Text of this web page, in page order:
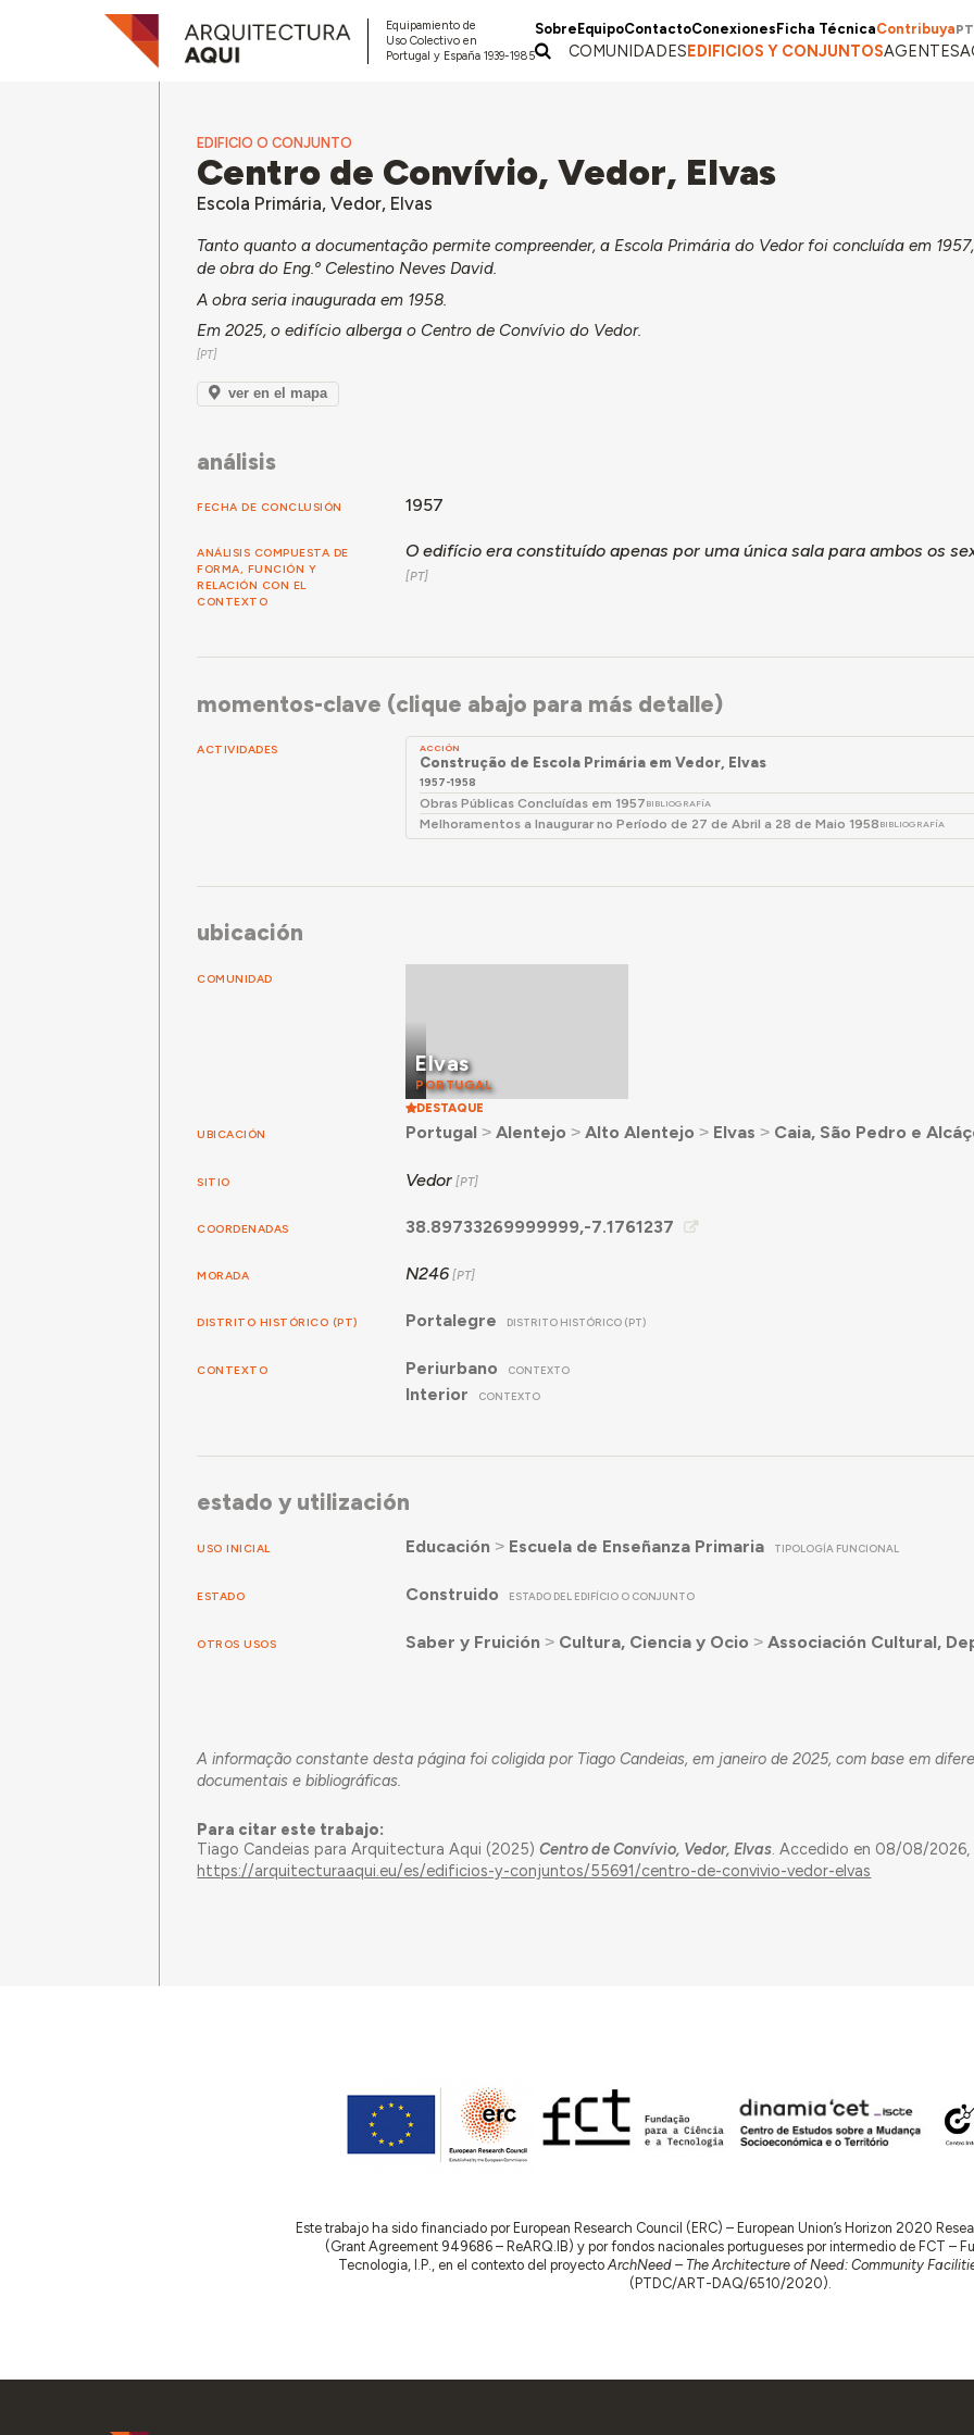
Equipamiento de
Uso Colectivo en
Portugal y España 1939-1985
Sobre EquipoContactoConexiones Ficha TécnicaContribuyaPT
COMUNIDADESEDIFICIOS Y CONJUNTOSAGENTES
EDIFICIO O CONJUNTO
Centro de Convívio, Vedor, Elvas
Escola Primária, Vedor, Elvas
Tanto quanto a documentação permite compreender, a Escola Primária do Vedor foi concluída em
de obra do Eng.º Celestino Neves David.
A obra seria inaugurada em 1958.
Em 2025, o edifício alberga o Centro de Convívio do Vedor.
ver en el mapa
análisis
FECHA DE CONCLUSIÓN 1957
ANÁLISIS COMPUESTA DE
FORMA, FUNCIÓN Y
RELACIÓN CON EL
CONTEXTO
O edifício era constituído apenas por uma única sala para ambos os
momentos-clave (clique abajo para más detalle)
ACTIVIDADES ACCIÓN
Construção de Escola Primária em Vedor, Elvas
1957-1958
Obras Públicas Concluídas em 1957 BIBLIOGRAFÍA
Melhoramentos a Inaugurar no Período de 27 de Abril a 28 de Maio 1958 BIBLIOGRAFÍA
ubicación
COMUNIDAD
Elvas
PORTUGAL
DESTAQUE
UBICACIÓN Portugal ˃ Alentejo ˃ Alto Alentejo ˃ Elvas ˃ Caia, São Pedro e
SITIO Vedor
COORDENADAS 38.89733269999999,-7.1761237
MORADA N246
DISTRITO HISTÓRICO (PT) Portalegre DISTRITO HISTÓRICO (PT)
CONTEXTO Periurbano CONTEXTO
Interior CONTEXTO
estado y utilización
USO INICIAL Educación ˃ Escuela de Enseñanza Primaria TIPOLOGÍA FUNCIONAL
ESTADO Construido ESTADO DEL EDIFÍCIO O CONJUNTO
OTROS USOS Saber y Fruición ˃ Cultura, Ciencia y Ocio ˃ Associación Cultural,
A informação constante desta página foi coligida por Tiago Candeias, em janeiro de 2025, com base em
documentais e bibliográficas.
Para citar este trabajo:
Tiago Candeias para Arquitectura Aqui (2025)Centro de Convívio, Vedor, Elvas. Accedido en 08/08/2026,
https://arquitecturaaqui.eu/es/edificios-y-conjuntos/55691/centro-de-convivio-vedor-elvas
Este trabajo ha sido financiado por European Research Council (ERC) – European Union’s Horizon 2020
(Grant Agreement 949686 – ReARQ.IB) y por fondos nacionales portugueses por intermedio de FCT –
Tecnologia, I.P., en el contexto del proyectoArchNeed – The Architecture of Need: Community
(PTDC/ART-DAQ/6510/2020).